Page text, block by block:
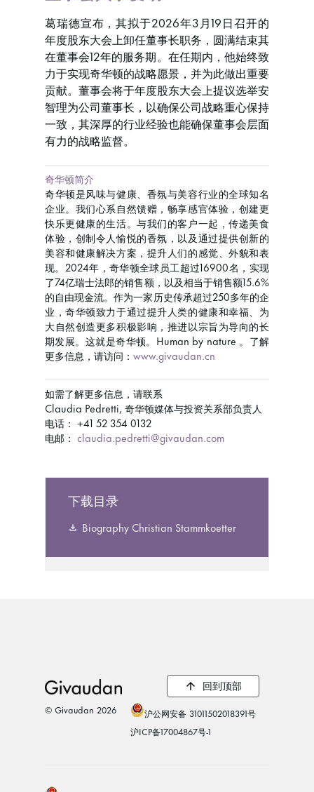
下载目录
Biography Christian Stammkoetter
葛瑞德宣布，其拟于2026年3月19日召开的
年度股东大会上卸任董事长职务，圆满结束其
在董事会12年的服务期。在任期内，他始终致
力于实现奇华顿的战略愿景，并为此做出重要
贡献。董事会将于年度股东大会上提议选举安
智理为公司董事长，以确保公司战略重心保持
一致，其深厚的行业经验也能确保董事会层面
有力的战略监督。
奇华顿简介
奇华顿是风味与健康、香氛与美容行业的全球知名
企业。我们心系自然馈赠，畅享感官体验，创建更
快乐更健康的生活。与我们的客户一起，传递美食
体验，创制令人愉悦的香氛，以及通过提供创新的
美容和健康解决方案，提升人们的感觉、外貌和表
现。2024年，奇华顿全球员工超过16900名，实现
了74亿瑞士法郎的销售额，以及相当于销售额15.6%
的自由现金流。作为一家历史传承超过250多年的企
业，奇华顿致力于通过提升人类的健康和幸福、为
大自然创造更多积极影响，推进以宗旨为导向的长
期发展。这就是奇华顿。Human by nature 。了解
更多信息，请访问： www.givaudan.cn
如需了解更多信息，请联系
Claudia Pedretti, 奇华顿媒体与投资关系部负责人
电话： +41 52 354 0132
电邮： claudia.pedretti@givaudan.com
回到顶部
© Givaudan 2026
沪公网安备 31011502018391号
沪ICP备17004867号-1